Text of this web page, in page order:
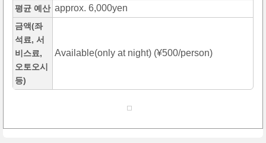
평균 예산 approx. 6,000yen
금액(좌
석료, 서
비스료,
오토오시
등)
Available(only at night) (¥500/person)